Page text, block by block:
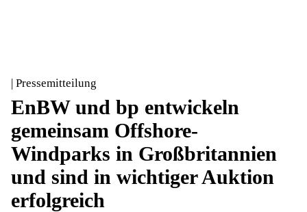
| Pressemitteilung
EnBW und bp entwickeln
gemeinsam Offshore-
Windparks in Großbritannien
und sind in wichtiger Auktion
erfolgreich